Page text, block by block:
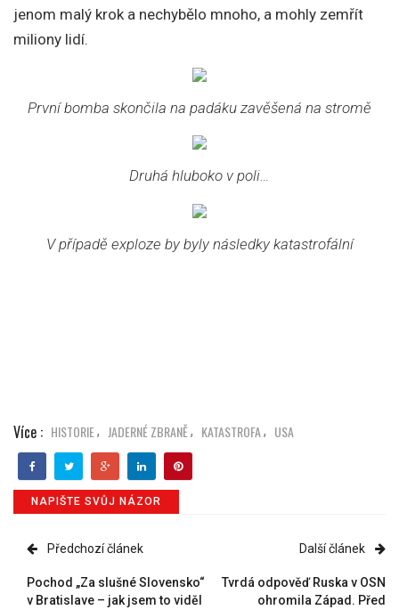
jenom malý krok a nechybělo mnoho, a mohly zemřít
miliony lidí.
První bomba skončila na padáku zavěšená na stromě
Druhá hluboko v poli…
V případě exploze by byly následky katastrofální
Více : HISTORIE, JADERNÉ ZBRANĚ, KATASTROFA, USA
NAPIŠTE SVŮJ NÁZOR
Předchozí článek
Pochod „Za slušné Slovensko“
v Bratislave – jak jsem to viděl
Další článek
Tvrdá odpověď Ruska v OSN
ohromila Západ. Před